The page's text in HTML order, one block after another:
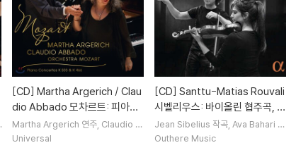
[CD]
dio Abbado 모차르트: 피아노
협주곡 20번 25번 (Mozart: Pi
ano Concertos Nos. 20, 25)
Martha Argerich 연주 Claudio A
bbado지휘
Universal
[CD]
시벨리우스: 바이올린 협주곡, 레
민카이넨 모음곡 (Sibelius: Viol
in Concerto - Lemminkäine
Jean Sibelius 작곡 Ava Bahari 연
주 Santtu-Matias Rouvali
Outhere Music